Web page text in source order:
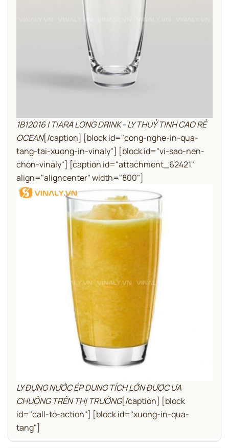
1B12016 | TIARA LONG DRINK - LY THUỶ TINH CAO RẺ
OCEAN[/caption] [block id="cong-nghe-in-qua-
tang-tai-xuong-in-vinaly"] [block id="vi-sao-nen-
chon-vinaly"] [caption id="attachment_62421"
align="aligncenter" width="800"]
LY ĐỰNG NƯỚC ÉP DUNG TÍCH LỚN ĐƯỢC ƯA
CHUỘNG TRÊN THỊ TRƯỜNG[/caption] [block
id="call-to-action"] [block id="xuong-in-qua-
tang"]